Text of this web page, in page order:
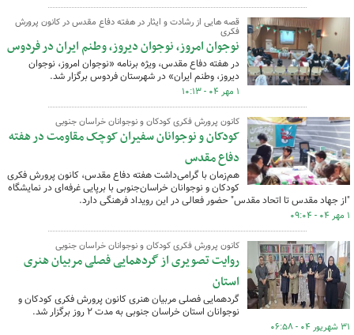
قصه هایی از رشادت و ایثار در هفته دفاع مقدس در کانون پرورش
فکری
نوجوان امروز، نوجوان دیروز، وطنم ایران در فردوس
در هفته دفاع مقدس، ویژه برنامه «نوجوان امروز، نوجوان
دیروز، وطنم ایران» در شهرستان فردوس برگزار شد.
۱ مهر ۰۴ - ۱۰:۱۳
کانون پرورش فکری کودکان و نوجوانان خراسان جنوبی
کودکان و نوجوانان سفیران کوچک مقاومت در هفته
دفاع مقدس
هم‌زمان با گرامی‌داشت هفته دفاع مقدس، کانون پرورش فکری
کودکان و نوجوانان خراسان‌جنوبی با برپایی غرفه‌ای در نمایشگاه
"از جهاد مقدس تا اتحاد مقدس" حضور فعالی در این رویداد فرهنگی دارد.
۱ مهر ۰۴ - ۰۹:۰۴
کانون پرورش فکری کودکان و نوجوانان خراسان جنوبی
روایت تصویری از گردهمایی فصلی مربیان هنری
استان
گردهمایی فصلی مربیان هنری کانون پرورش فکری کودکان و
نوجوانان استان خراسان جنوبی به مدت ۲ روز برگزار شد.
۳۱ شهریور ۰۴ - ۰۶:۵۸